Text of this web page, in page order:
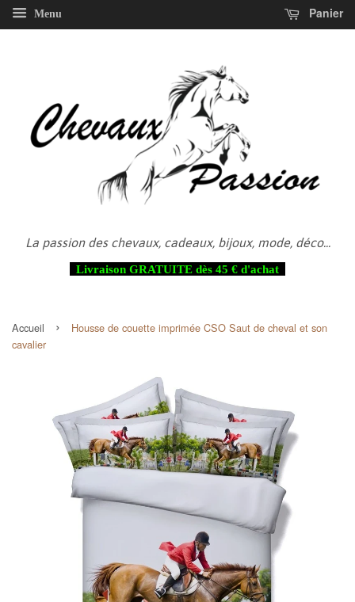
Menu Panier
La passion des chevaux, cadeaux, bijoux, mode, déco...
Livraison GRATUITE dès 45 € d'achat
Accueil ›
Housse de couette imprimée CSO Saut de cheval et son
cavalier